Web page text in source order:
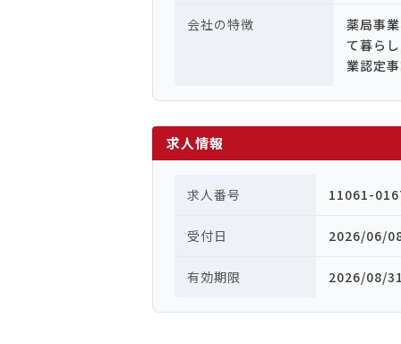
会社の特徴
薬局事
て暮ら
業認定
求人情報
求人番号 11061-
受付日 2026/06/
有効期限 2026/08/